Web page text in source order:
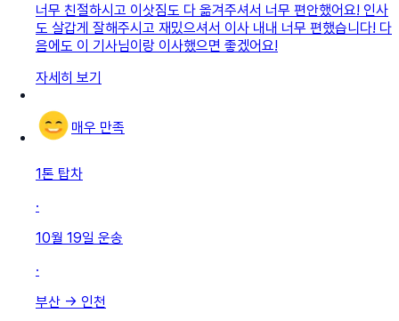
너무 친절하시고 이삿짐도 다 옮겨주셔서 너무 편안했어요! 인사
도 살갑게 잘해주시고 재밌으셔서 이사 내내 너무 편했습니다! 다
음에도 이 기사님이랑 이사했으면 좋겠어요!
자세히 보기
매우 만족
1톤 탑차
·
10월 19일 운송
·
부산 → 인천